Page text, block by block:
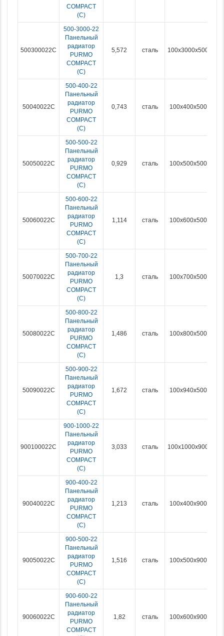
COMPACT
(С)
500300022C
500-3000-22
Панельный
радиатор
PURMO
COMPACT
(С)
5,572 сталь 100x3000x500
50040022C
500-400-22
Панельный
радиатор
PURMO
COMPACT
(С)
0,743 сталь 100x400x500
50050022C
500-500-22
Панельный
радиатор
PURMO
COMPACT
(С)
0,929 сталь 100x500x500
50060022C
500-600-22
Панельный
радиатор
PURMO
COMPACT
(С)
1,114 сталь 100x600x500
50070022C
500-700-22
Панельный
радиатор
PURMO
COMPACT
(С)
1,3 сталь 100x700x500
50080022C
500-800-22
Панельный
радиатор
PURMO
COMPACT
(С)
1,486 сталь 100x800x500
50090022C
500-900-22
Панельный
радиатор
PURMO
COMPACT
(С)
1,672 сталь 100x940x500
900100022C
900-1000-22
Панельный
радиатор
PURMO
COMPACT
(С)
3,033 сталь 100x1000x900
90040022C
900-400-22
Панельный
радиатор
PURMO
COMPACT
(С)
1,213 сталь 100x400x900
90050022C
900-500-22
Панельный
радиатор
PURMO
COMPACT
(С)
1,516 сталь 100x500x900
90060022C
900-600-22
Панельный
радиатор
PURMO
COMPACT
1,82 сталь 100x600x900